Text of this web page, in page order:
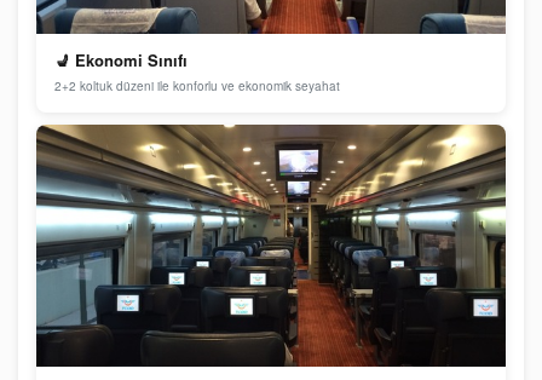
💺 Ekonomi Sınıfı
2+2 koltuk düzeni ile konforlu ve ekonomik seyahat